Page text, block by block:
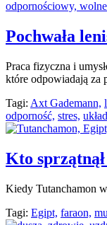
Pochwała
Praca fizyczna i
które odpowiadają za
Tagi: Axt Gademann,
odporność, stres,
Kto
Kiedy Tutanchamon
Tagi: Egipt, faraon,